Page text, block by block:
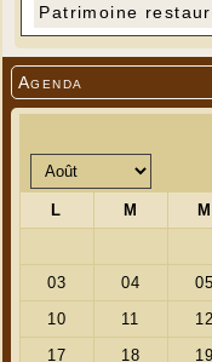
Agenda
Patrimoine